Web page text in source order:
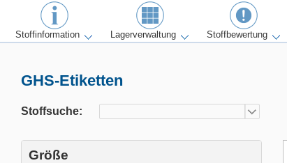
Stoffinformation Lagerverwaltung Stoffbewertung
GHS-Etiketten
Stoffsuche:
Größe